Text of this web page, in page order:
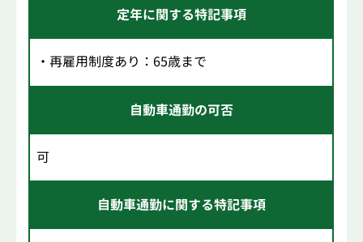
定年に関する特記事項
・再雇用制度あり：65歳まで
自動車通勤の可否
可
自動車通勤に関する特記事項